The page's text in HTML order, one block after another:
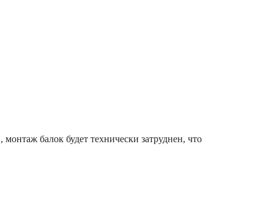
балок будет технически затруднен, что